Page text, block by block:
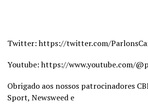
Twitter: https://twitter.com/
Youtube: https://www.youtube.com/
Obrigado aos nossos patrocinadores
Sport, Newsweed e